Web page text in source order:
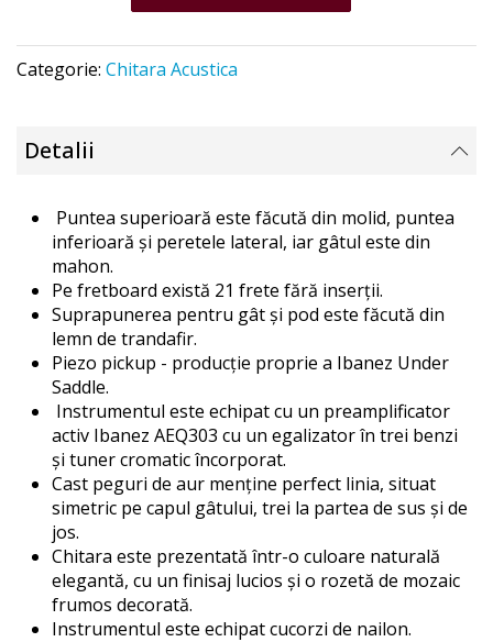
Categorie: Chitara Acustica
Detalii
Puntea superioară este făcută din molid, puntea
inferioară și peretele lateral, iar gâtul este din
mahon.
Pe fretboard există 21 frete fără inserții.
Suprapunerea pentru gât și pod este făcută din
lemn de trandafir.
Piezo pickup - producție proprie a Ibanez Under
Saddle.
Instrumentul este echipat cu un preamplificator
activ Ibanez AEQ303 cu un egalizator în trei benzi
și tuner cromatic încorporat.
Cast peguri de aur menține perfect linia, situat
simetric pe capul gâtului, trei la partea de sus și de
jos.
Chitara este prezentată într-o culoare naturală
elegantă, cu un finisaj lucios și o rozetă de mozaic
frumos decorată.
Instrumentul este echipat cucorzi de nailon.